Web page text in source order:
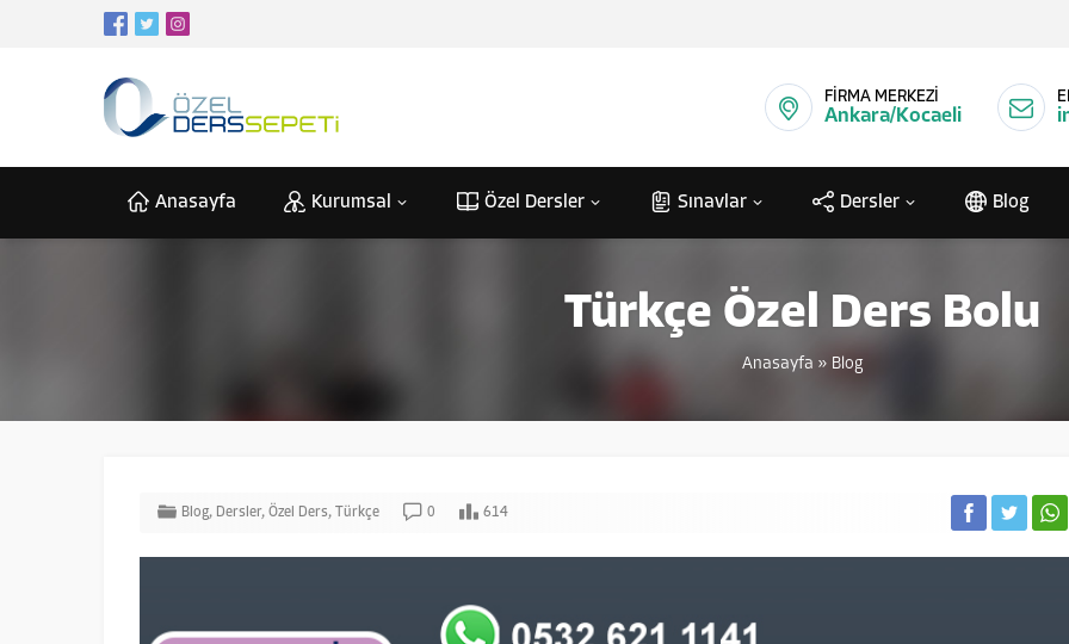
FİRMA MERKEZİ
Ankara/Kocaeli
Anasayfa Kurumsal Özel Dersler Sınavlar Dersler Blog
Türkçe Özel Ders Bolu
Anasayfa » Blog
Blog, Dersler, Özel Ders, Türkçe 0 614